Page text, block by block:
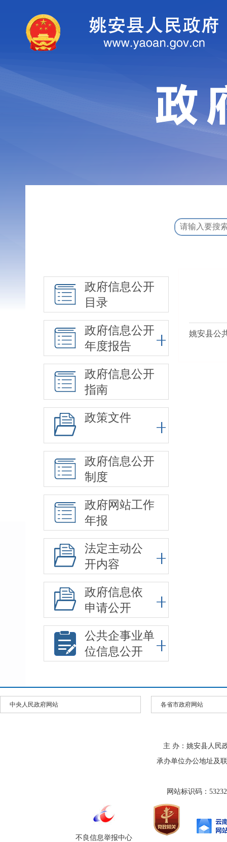
政府信息公开
目录
政府信息公开
年度报告
政府信息公开
指南
政策文件
政府信息公开
制度
政府网站工作
年报
法定主动公
开内容
政府信息依
申请公开
公共企事业单
位信息公开
姚安县公
中央人民政府网站 各省市政府网站
主 办：姚安县人民
承办单位办公地址及
网站标识码：
不良信息举报中心